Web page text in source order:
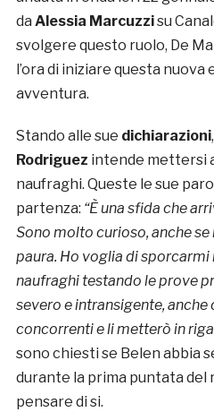
da Alessia Marcuzzisu
svolgere questo ruolo, De
l’ora di iniziare questa
avventura.
Stando alle sue dichiarazioni
Rodriguez intende mettersi
naufraghi. Queste le sue
partenza: “È una sfida che
Sono molto curioso, anche se
paura. Ho voglia di
naufraghi testando le prove
severo e intransigente,
concorrenti e li metterò in
sono chiesti se Belen abbia
durante la prima puntata del
pensare di si.